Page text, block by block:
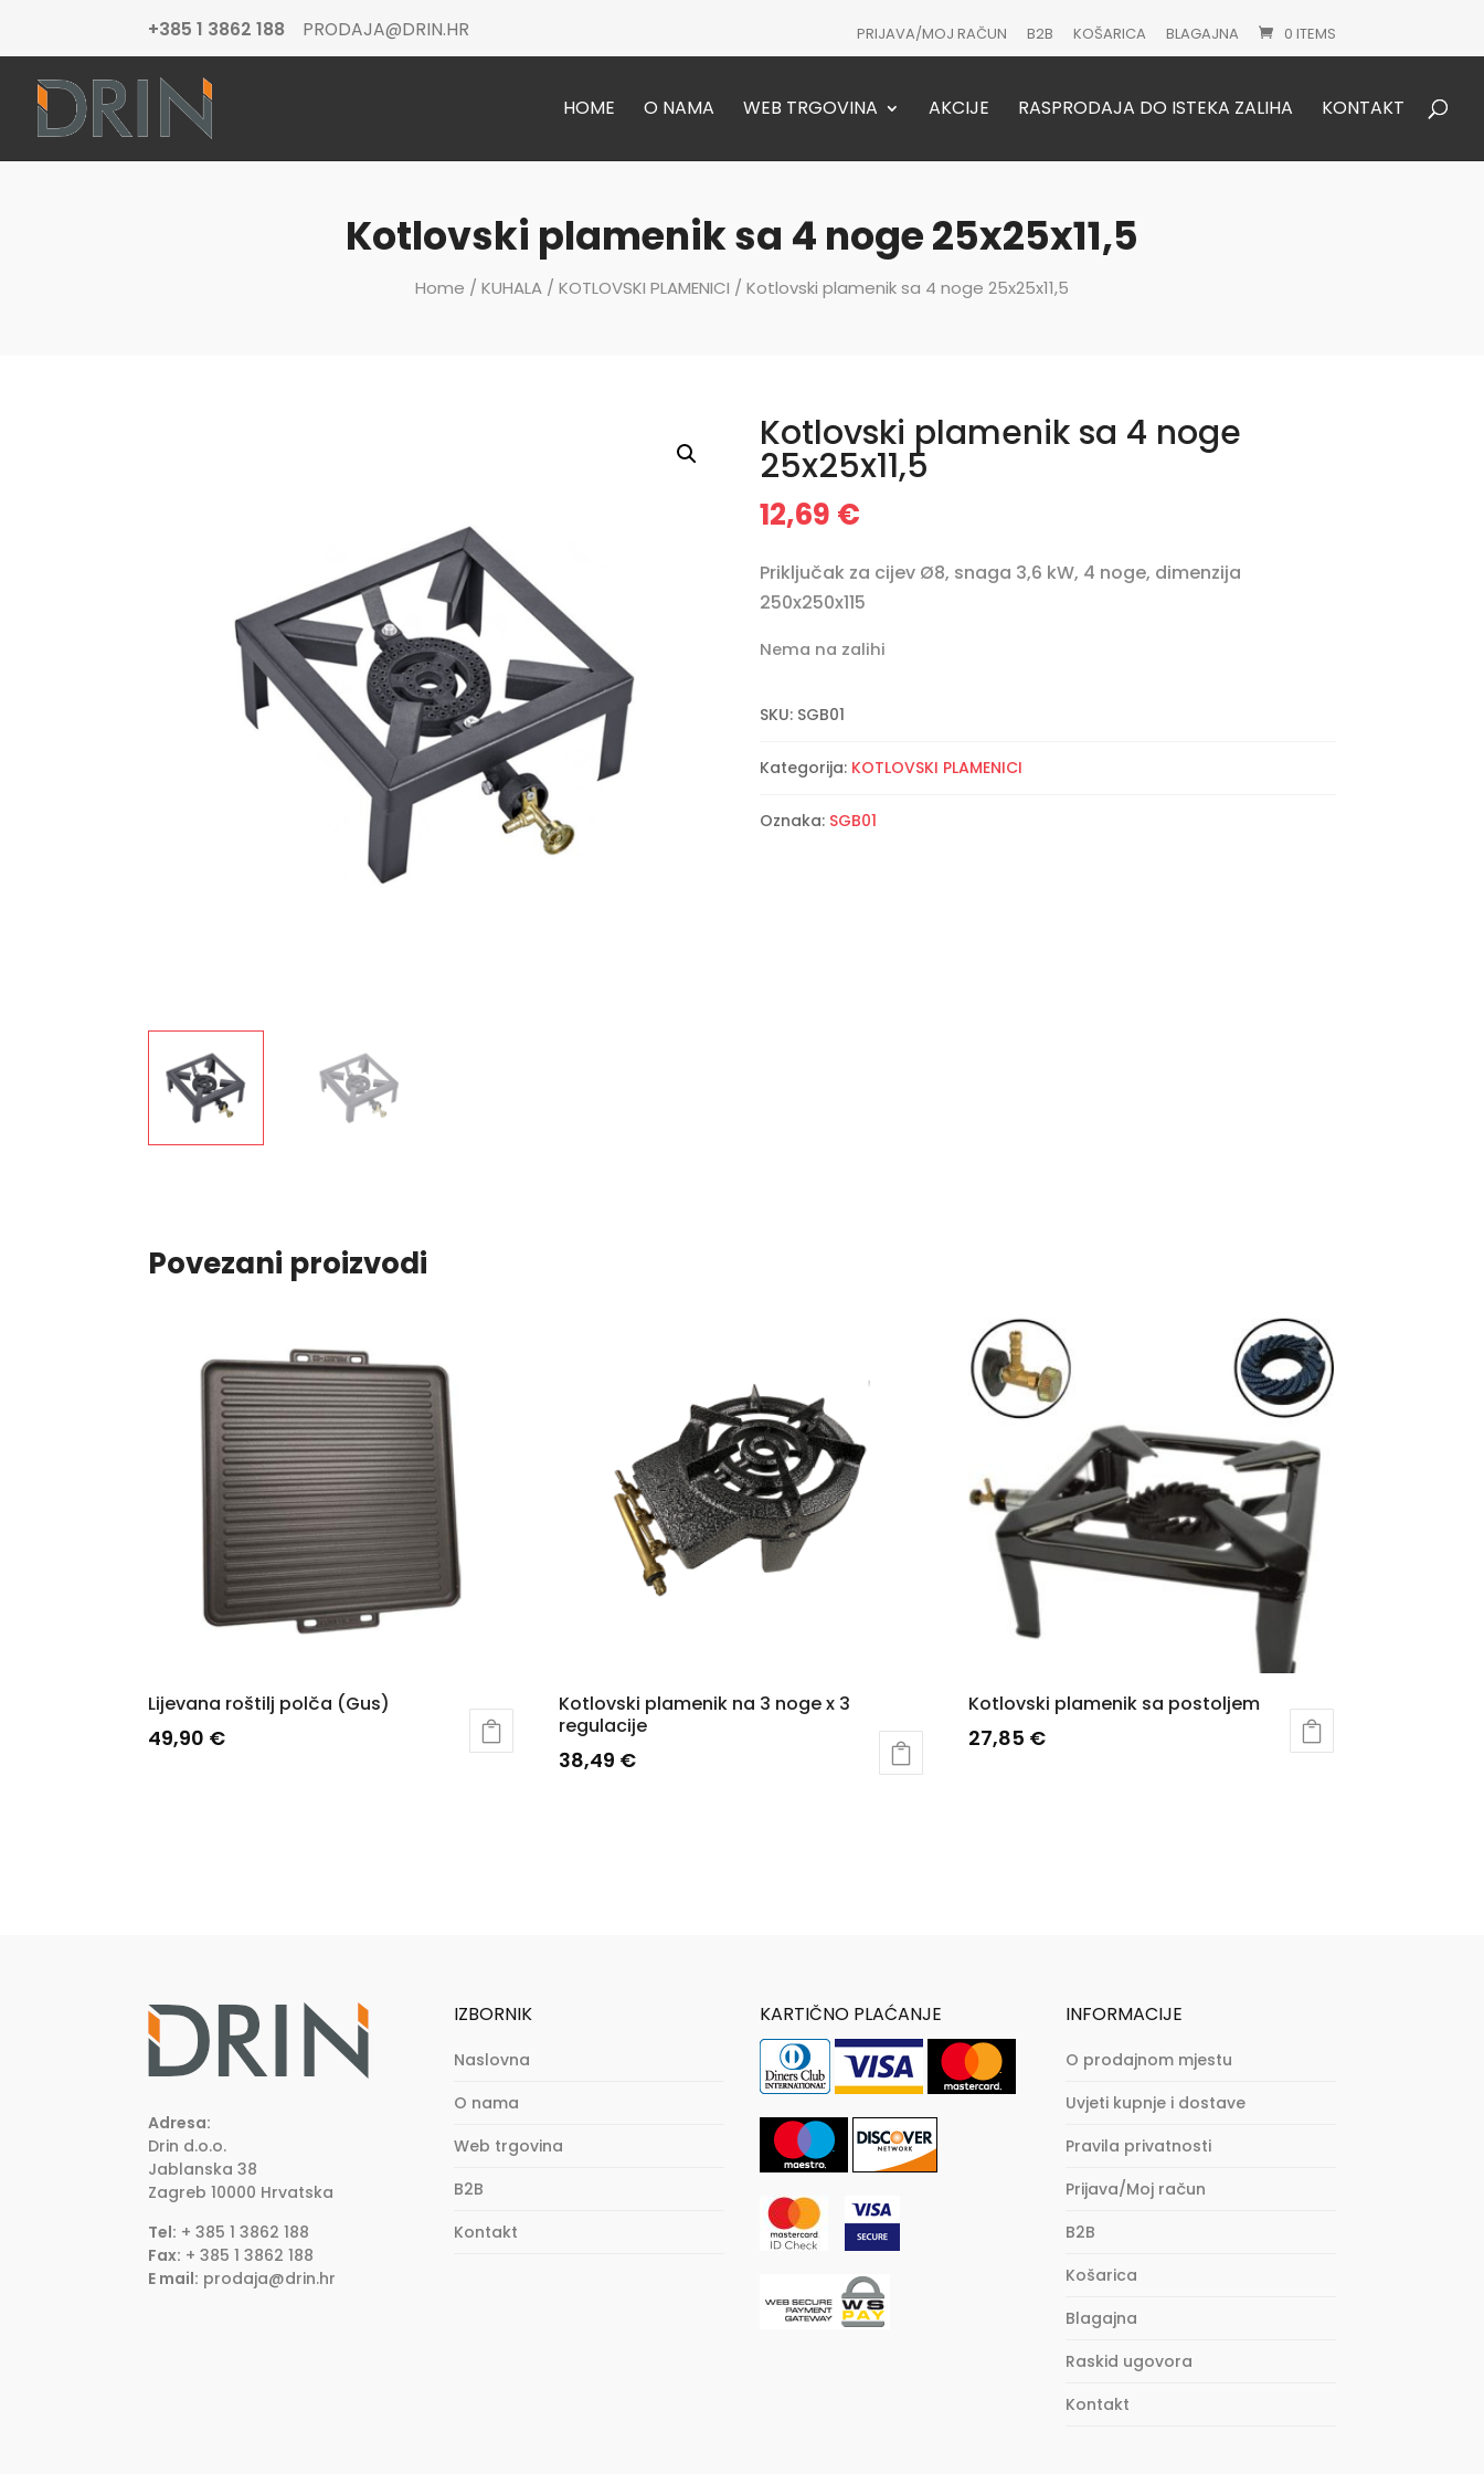
+385 1 3862 188 PRODAJA@DRIN.HR PRIJAVA/MOJ RAČUN B2B KOŠARICA BLAGAJNA 0 ITEMS
HOME O NAMA WEB TRGOVINA AKCIJE RASPRODAJA DO ISTEKA ZALIHA KONTAKT
Products
Kotlovski plamenik sa 4 noge 25x25x11,5
Home / KUHALA / KOTLOVSKI PLAMENICI / Kotlovski plamenik sa 4 noge 25x25x11,5
Kotlovski plamenik sa 4 noge
25x25x11,5
12,69 €
Priključak za cijev Ø8, snaga 3,6 kW, 4 noge, dimenzija
250x250x115
Nema na zalihi
SKU: SGB01
Kategorija: KOTLOVSKI PLAMENICI
Oznaka: SGB01
Povezani proizvodi
Lijevana roštilj polča (Gus)
49,90 €
Kotlovski plamenik na 3 noge x 3
regulacije
38,49 €
Kotlovski plamenik sa postoljem
27,85 €
Adresa:
Drin d.o.o.
Jablanska 38
Zagreb10000 Hrvatska
Tel: + 385 1 3862 188
Fax: + 385 1 3862 188
E mail: prodaja@drin.hr
IZBORNIK
Naslovna
O nama
Web trgovina
B2B
Kontakt
KARTIČNO PLAĆANJE INFORMACIJE
O prodajnom mjestu
Uvjeti kupnje i dostave
Pravila privatnosti
Prijava/Moj račun
B2B
Košarica
Blagajna
Raskid ugovora
Kontakt